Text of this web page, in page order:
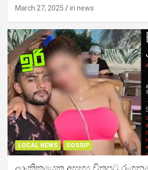
March 27, 2025 iri news
LOCAL NEWS GOSSIP